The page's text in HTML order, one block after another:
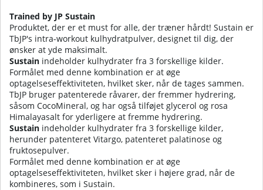
Trained by JP Sustain
Produktet, der er et must for alle, der træner hårdt! Sustain er
TbJP's intra-workout kulhydratpulver, designet til dig, der
ønsker at yde maksimalt.
Sustain indeholder kulhydrater fra 3 forskellige kilder.
Formålet med denne kombination er at øge
optagelseseffektiviteten, hvilket sker, når de tages sammen.
TbJP bruger patenterede råvarer, der fremmer hydrering,
såsom CocoMineral, og har også tilføjet glycerol og rosa
Himalayasalt for yderligere at fremme hydrering.
Sustain indeholder kulhydrater fra 3 forskellige kilder,
herunder patenteret Vitargo, patenteret palatinose og
fruktosepulver.
Formålet med denne kombination er at øge
optagelseseffektiviteten, hvilket sker i højere grad, når de
kombineres, som i Sustain.